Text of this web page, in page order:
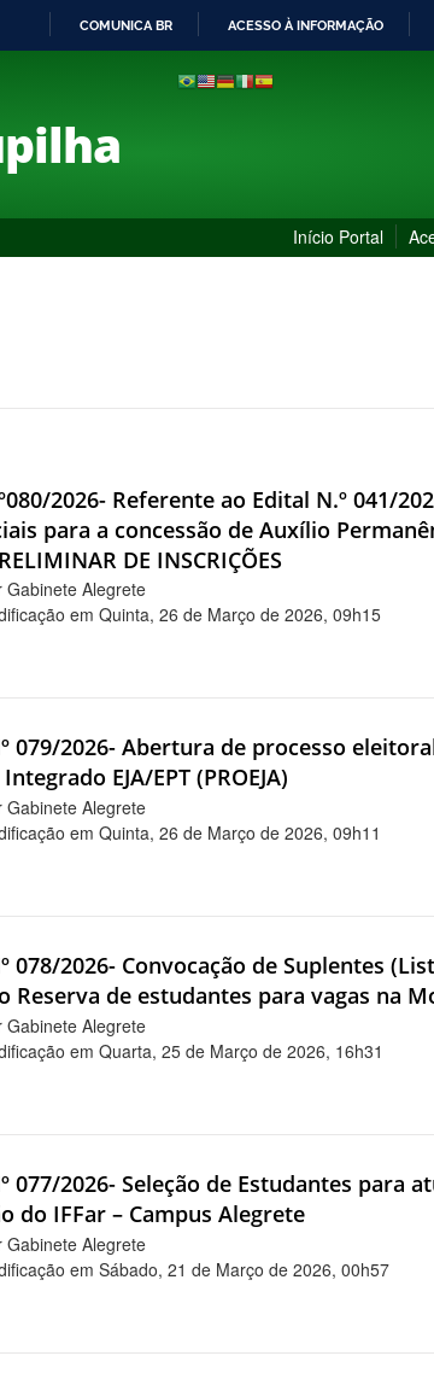
PARA
COMUNICA BR ACESSO À INFORMAÇÃO
Início Portal
2026- Referente ao Edital N.º 041/
para a concessão de Auxílio
DE INSCRIÇÕES
Gabinete Alegrete
em Quinta, 26 de Março de 2026, 09h15
079/2026- Abertura de processo
EJA/EPT (PROEJA)
Gabinete Alegrete
em Quinta, 26 de Março de 2026, 09h11
078/2026- Convocação de Suplentes
Reserva de estudantes para vagas na
Gabinete Alegrete
em Quarta, 25 de Março de 2026, 16h31
077/2026- Seleção de Estudantes para
do IFFar – Campus Alegrete
Gabinete Alegrete
em Sábado, 21 de Março de 2026, 00h57